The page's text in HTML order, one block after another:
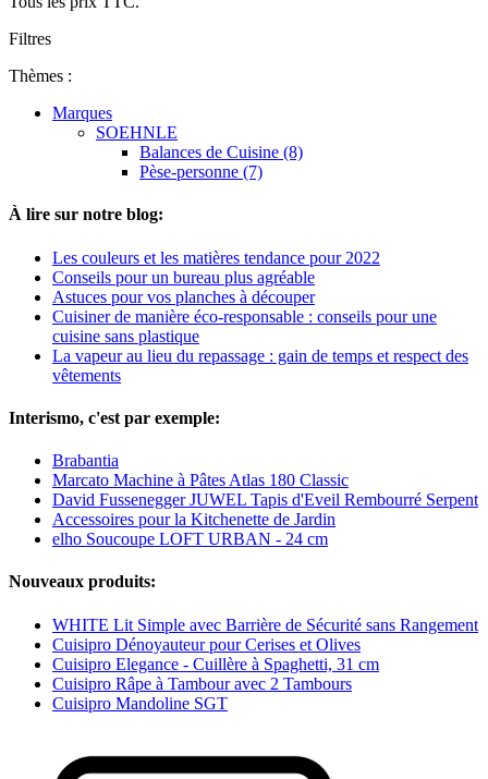
Filtres
Thèmes :
Marques
SOEHNLE
Balances de Cuisine (8)
Pèse-personne (7)
À lire sur notre blog:
Les couleurs et les matières tendance pour 2022
Conseils pour un bureau plus agréable
Astuces pour vos planches à découper
Cuisiner de manière éco-responsable : conseils pour une
cuisine sans plastique
La vapeur au lieu du repassage : gain de temps et respect des
vêtements
Interismo, c'est par exemple:
Brabantia
Marcato Machine à Pâtes Atlas 180 Classic
David Fussenegger JUWEL Tapis d'Eveil Rembourré Serpent
Accessoires pour la Kitchenette de Jardin
elho Soucoupe LOFT URBAN - 24 cm
Nouveaux produits:
WHITE Lit Simple avec Barrière de Sécurité sans Rangement
Cuisipro Dénoyauteur pour Cerises et Olives
Cuisipro Elegance - Cuillère à Spaghetti, 31 cm
Cuisipro Râpe à Tambour avec 2 Tambours
Cuisipro Mandoline SGT